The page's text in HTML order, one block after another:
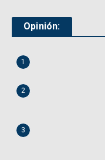
Opinión:
1
2
3